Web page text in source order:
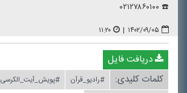
☎️ ۰۲۱۲۷۸۶۰۱۰۰
۱۴۰۲/۰۹/۰۵ | ۱۱:۲۰
دریافت فایل
کلمات کلیدی:
#رادیو_قرآن
#پویش_آیت_الكرسی